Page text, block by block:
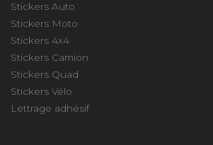
Stickers Auto
Stickers Moto
Stickers 4x4
Stickers Camion
Stickers Quad
Stickers Vélo
Lettrage adhésif